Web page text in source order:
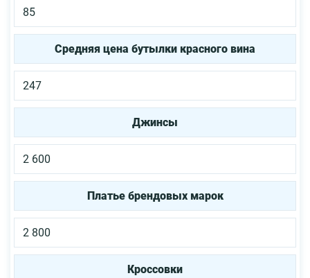
85
Средняя цена бутылки красного вина
247
Джинсы
2 600
Платье брендовых марок
2 800
Кроссовки